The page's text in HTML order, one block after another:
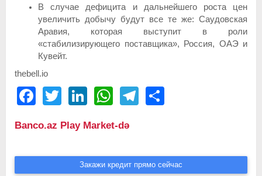
В случае дефицита и дальнейшего роста цен
увеличить добычу будут все те же: Саудовская
Аравия, которая выступит в роли
«стабилизирующего поставщика», Россия, ОАЭ и
Кувейт.
thebell.io
FacebookTwitter LinkedIn WhatsAppTelegram
Banco.az Play Market-də
Закажи кредит прямо сейчас